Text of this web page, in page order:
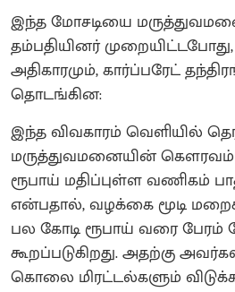
இந்த மோசடியை
தம்பதியினர்
அதிகாரமும், கார்ப்பரேட்
தொடங்கின:
இந்த விவகாரம் வெளியில்
மருத்துவமனையின் கௌரவம்
ரூபாய் மதிப்புள்ள வணிகம்
என்பதால், வழக்கை மூடி
பல கோடி ரூபாய் வரை பேரம்
கூறப்படுகிறது. அதற்கு
கொலை மிரட்டல்களும்